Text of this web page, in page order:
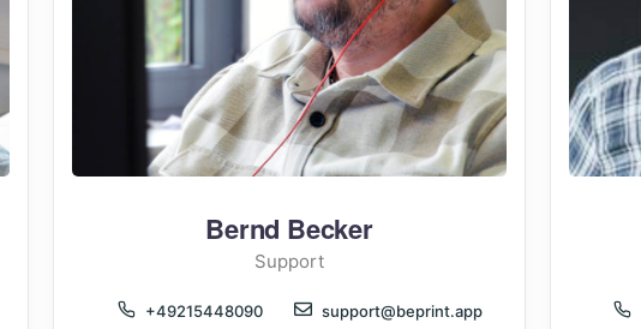
Bernd Becker
Support
+49215448090 support@beprint.app